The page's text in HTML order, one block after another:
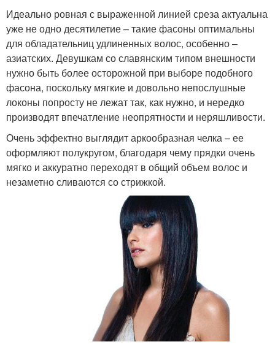
Женские челки Рваная челка
Челка с каре
Идеально ровная с выраженной линией среза актуальна
уже не одно десятилетие – такие фасоны оптимальны
для обладательниц удлиненных волос, особенно –
азиатских. Девушкам со славянским типом внешности
нужно быть более осторожной при выборе подобного
фасона, поскольку мягкие и довольно непослушные
локоны попросту не лежат так, как нужно, и нередко
производят впечатление неопрятности и неряшливости.
Очень эффектно выглядит аркообразная челка – ее
оформляют полукругом, благодаря чему прядки очень
мягко и аккуратно переходят в общий объем волос и
незаметно сливаются со стрижкой.